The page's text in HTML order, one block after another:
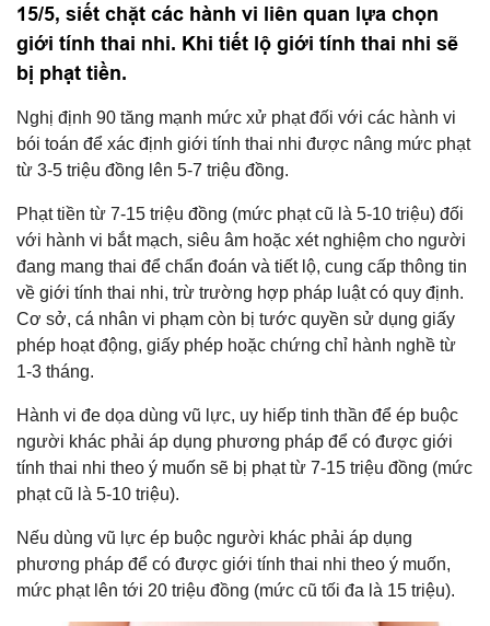
15/5, siết chặt các hành vi liên quan lựa chọn
giới tính thai nhi. Khi tiết lộ giới tính thai nhi sẽ
bị phạt tiền.
Nghị định 90 tăng mạnh mức xử phạt đối với các hành vi
bói toán để xác định giới tính thai nhi được nâng mức phạt
từ 3-5 triệu đồng lên 5-7 triệu đồng.
Phạt tiền từ 7-15 triệu đồng (mức phạt cũ là 5-10 triệu) đối
với hành vi bắt mạch, siêu âm hoặc xét nghiệm cho người
đang mang thai để chẩn đoán và tiết lộ, cung cấp thông tin
về giới tính thai nhi, trừ trường hợp pháp luật có quy định.
Cơ sở, cá nhân vi phạm còn bị tước quyền sử dụng giấy
phép hoạt động, giấy phép hoặc chứng chỉ hành nghề từ
1-3 tháng.
Hành vi đe dọa dùng vũ lực, uy hiếp tinh thần để ép buộc
người khác phải áp dụng phương pháp để có được giới
tính thai nhi theo ý muốn sẽ bị phạt từ 7-15 triệu đồng (mức
phạt cũ là 5-10 triệu).
Nếu dùng vũ lực ép buộc người khác phải áp dụng
phương pháp để có được giới tính thai nhi theo ý muốn,
mức phạt lên tới 20 triệu đồng (mức cũ tối đa là 15 triệu).